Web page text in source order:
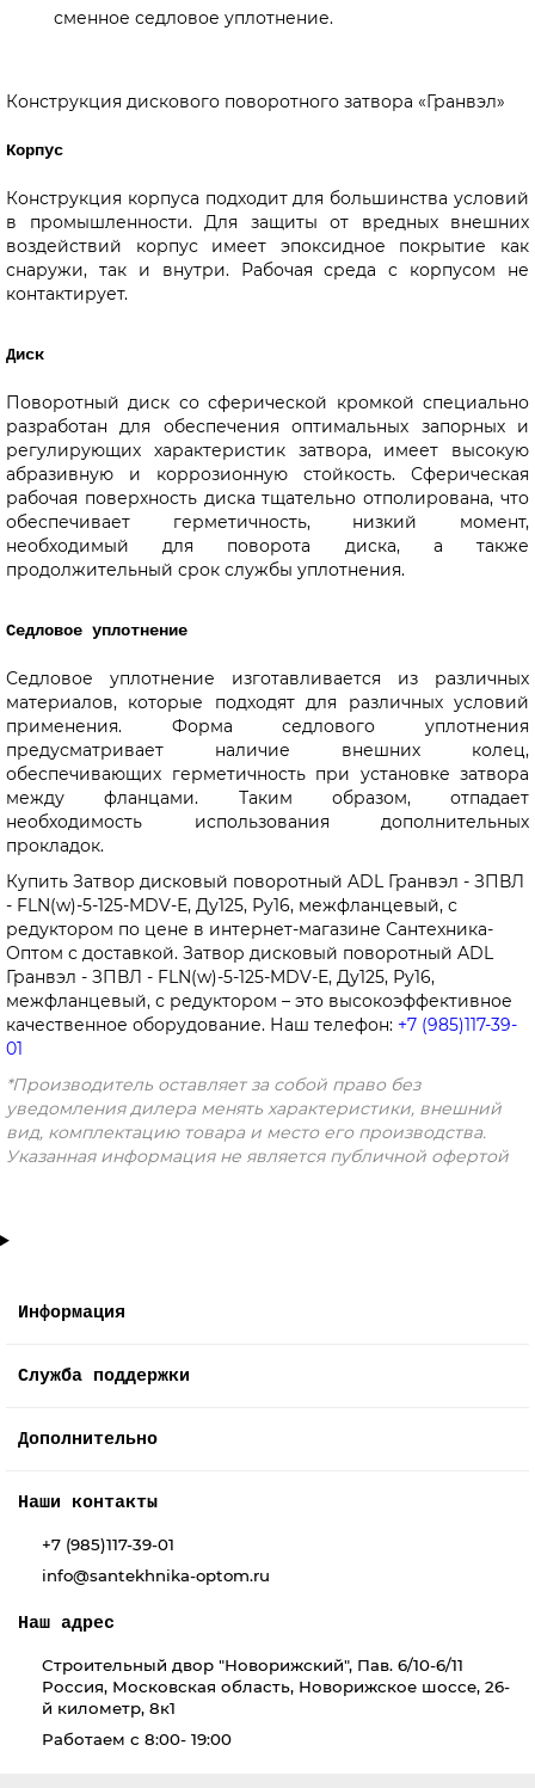
сменное седловое уплотнение.
Конструкция дискового поворотного затвора «Гранвэл»
Корпус
Конструкция корпуса подходит для большинства условий
в промышленности. Для защиты от вредных внешних
воздействий корпус имеет эпоксидное покрытие как
снаружи, так и внутри. Рабочая среда с корпусом не
контактирует.
Диск
Поворотный диск со сферической кромкой специально
разработан для обеспечения оптимальных запорных и
регулирующих характеристик затвора, имеет высокую
абразивную и коррозионную стойкость. Сферическая
рабочая поверхность диска тщательно отполирована, что
обеспечивает герметичность, низкий момент,
необходимый для поворота диска, а также
продолжительный срок службы уплотнения.
Седловое уплотнение
Седловое уплотнение изготавливается из различных
материалов, которые подходят для различных условий
применения. Форма седлового уплотнения
предусматривает наличие внешних колец,
обеспечивающих герметичность при установке затвора
между фланцами. Таким образом, отпадает
необходимость использования дополнительных
прокладок.
Купить Затвор дисковый поворотный ADL Гранвэл - ЗПВЛ
- FLN(w)-5-125-MDV-Е, Ду125, Ру16, межфланцевый, с
редуктором по цене в интернет-магазине Сантехника-
Оптом с доставкой. Затвор дисковый поворотный ADL
Гранвэл - ЗПВЛ - FLN(w)-5-125-MDV-Е, Ду125, Ру16,
межфланцевый, с редуктором – это высокоэффективное
качественное оборудование. Наш телефон: +7 (985)117-39-
01
*Производитель оставляет за собой право без
уведомления дилера менять характеристики, внешний
вид, комплектацию товара и место его производства.
Указанная информация не является публичной офертой
Информация
Служба поддержки
Дополнительно
Наши контакты
+7 (985)117-39-01
info@santekhnika-optom.ru
Наш адрес
Строительный двор "Новорижский", Пав. 6/10-6/11
Россия, Московская область, Новорижское шоссе, 26-
й километр, 8к1
Работаем с 8:00- 19:00